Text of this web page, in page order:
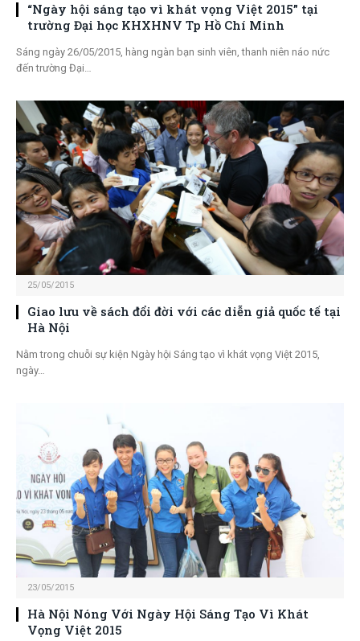
“Ngày hội sáng tạo vì khát vọng Việt 2015” tại
trường Đại học KHXHNV Tp Hồ Chí Minh
Sáng ngày 26/05/2015, hàng ngàn bạn sinh viên, thanh niên náo nức
đến trường Đại…
25/05/2015
Giao lưu về sách đổi đời với các diễn giả quốc tế tại
Hà Nội
Nằm trong chuỗi sự kiện Ngày hội Sáng tạo vì khát vọng Việt 2015,
ngày…
23/05/2015
Hà Nội Nóng Với Ngày Hội Sáng Tạo Vì Khát
Vọng Việt 2015